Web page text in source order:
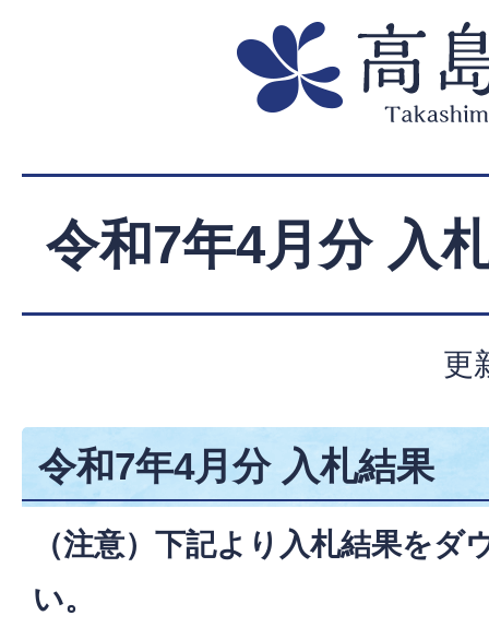
令和7年4月分 入
更
令和7年4月分 入札結果
（注意）下記より入札結果を
い。